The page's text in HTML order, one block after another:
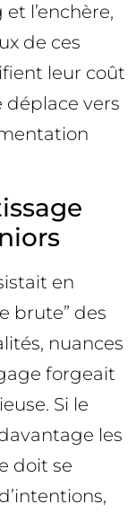
l’enchère,
de ces
leur coût
déplace vers
en
brute” des
nuances
forgeait
Si le
les
doit se